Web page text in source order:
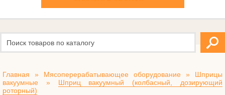
Главная » Мясоперерабатывающее оборудование » Шприцы
вакуумные » Шприц вакуумный (колбасный, дозирующий
роторный)